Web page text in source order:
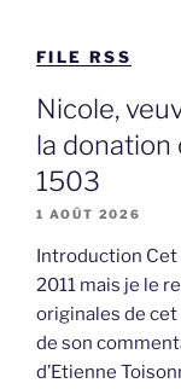
FILE RSS
Nicole,
la donation
1503
1 AOÛT 2026
Introduction Cet
2011 mais je le
originales de
de son
d’Etienne